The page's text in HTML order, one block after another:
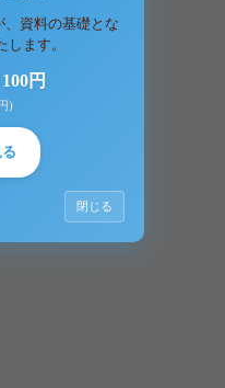
、資料の基礎とな
します。
円
)
閉じる